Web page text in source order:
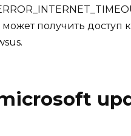
может получить доступ